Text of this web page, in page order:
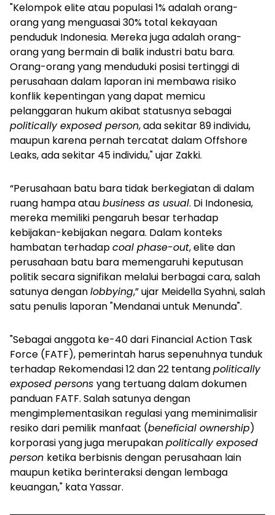
"Kelompok elite atau populasi 1% adalah orang-
orang yang menguasai 30% total kekayaan
penduduk Indonesia. Mereka juga adalah orang-
orang yang bermain di balik industri batu bara.
Orang-orang yang menduduki posisi tertinggi di
perusahaan dalam laporan ini membawa risiko
konflik kepentingan yang dapat memicu
pelanggaran hukum akibat statusnya sebagai
politically exposed person, ada sekitar 89 individu,
maupun karena pernah tercatat dalam Offshore
Leaks, ada sekitar 45 individu," ujar Zakki.
“Perusahaan batu bara tidak berkegiatan di dalam
ruang hampa ataubusiness as usual. Di Indonesia,
mereka memiliki pengaruh besar terhadap
kebijakan-kebijakan negara. Dalam konteks
hambatan terhadapcoal phase-out, elite dan
perusahaan batu bara memengaruhi keputusan
politik secara signifikan melalui berbagai cara, salah
satunya denganlobbying,” ujar Meidella Syahni, salah
satu penulis laporan "Mendanai untuk Menunda".
"Sebagai anggota ke-40 dari Financial Action Task
Force (FATF), pemerintah harus sepenuhnya tunduk
terhadap Rekomendasi 12 dan 22 tentangpolitically
exposed persons yang tertuang dalam dokumen
panduan FATF. Salah satunya dengan
mengimplementasikan regulasi yang meminimalisir
resiko dari pemilik manfaat (beneficial ownership)
korporasi yang juga merupakanpolitically exposed
person ketika berbisnis dengan perusahaan lain
maupun ketika berinteraksi dengan lembaga
keuangan," kata Yassar.